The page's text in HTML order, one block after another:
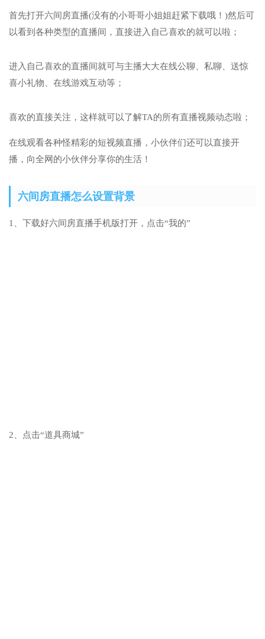
首先打开六间房直播(没有的小哥哥小姐姐赶紧下载哦！)然后可
以看到各种类型的直播间，直接进入自己喜欢的就可以啦；
进入自己喜欢的直播间就可与主播大大在线公聊、私聊、送惊
喜小礼物、在线游戏互动等；
喜欢的直接关注，这样就可以了解TA的所有直播视频动态啦；
在线观看各种怪精彩的短视频直播，小伙伴们还可以直接开
播，向全网的小伙伴分享你的生活！
六间房直播怎么设置背景
1、下载好六间房直播手机版打开，点击“我的”
2、点击“道具商城”